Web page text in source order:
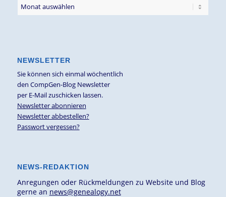
NEWSLETTER
Sie können sich einmal wöchentlich
den CompGen-Blog Newsletter
per E-Mail zuschicken lassen.
Newsletter abonnieren
Newsletter abbestellen?
Passwort vergessen?
NEWS-REDAKTION
Anregungen oder Rückmeldungen zu Website und Blog
gerne an news@genealogy.net